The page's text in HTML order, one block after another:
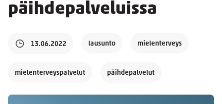
päihdepalveluissa
13.06.2022 lausunto mielenterveys
mielenterveyspalvelut päihdepalvelut